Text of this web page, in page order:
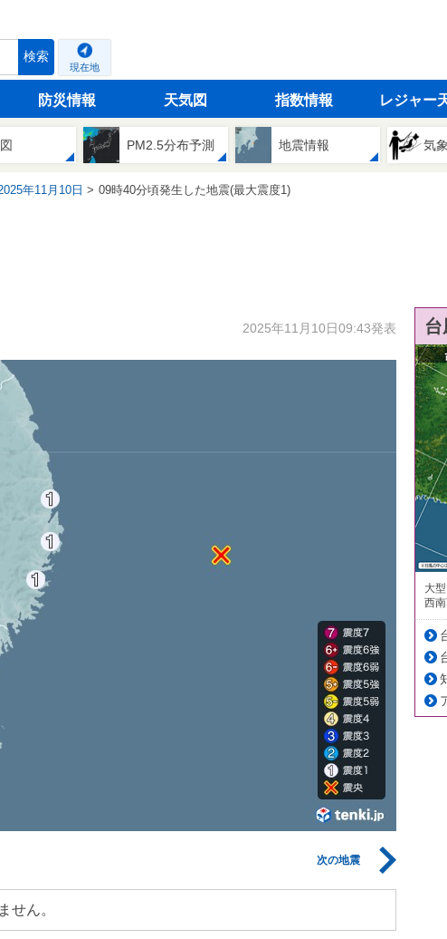
検索
現在地
防災情報 天気図 指数情報 レジャー
PM2.5分布予測 地震情報 気
年11月10日 09時40分頃発生した地震(最大震度1)
2025年11月10日09:43発表
次の地震
せん。
大
西